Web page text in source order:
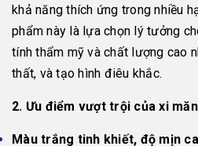
khả năng thích ứng trong nhiều
phẩm này là lựa chọn lý tưởng
tính thẩm mỹ và chất lượng cao
thất, và tạo hình điêu khắc.
2. Ưu điểm vượt trội của xi
Màu trắng tinh khiết, độ mịn